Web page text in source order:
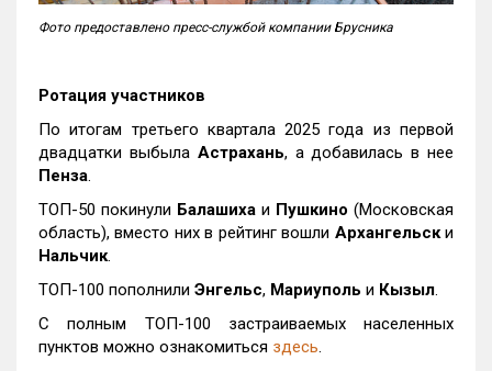
Фото предоставлено пресс-службой компании Брусника
Ротация участников
По итогам третьего квартала 2025 года из первой
двадцатки выбыла Астрахань, а добавилась в нее
Пенза.
ТОП-50 покинули Балашиха и Пушкино (Московская
область), вместо них в рейтинг вошли Архангельски
Нальчик.
ТОП-100 пополнили Энгельс, Мариуполь и Кызыл.
С полным ТОП-100 застраиваемых населенных
пунктов можно ознакомиться здесь.